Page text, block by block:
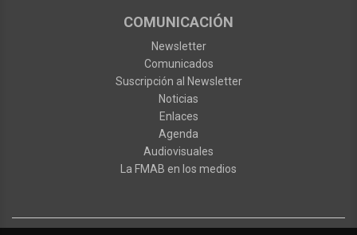
COMUNICACIÓN
Newsletter
Comunicados
Suscripción al Newsletter
Noticias
Enlaces
Agenda
Audiovisuales
La FMAB en los medios